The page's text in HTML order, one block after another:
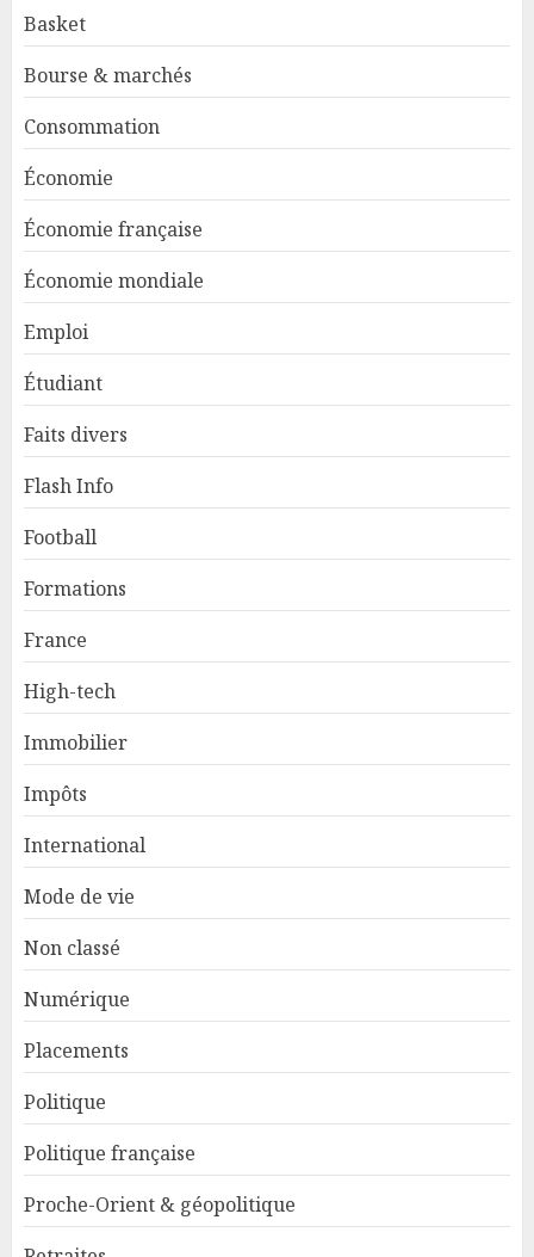
Basket
Bourse & marchés
Consommation
Économie
Économie française
Économie mondiale
Emploi
Étudiant
Faits divers
Flash Info
Football
Formations
France
High-tech
Immobilier
Impôts
International
Mode de vie
Non classé
Numérique
Placements
Politique
Politique française
Proche-Orient & géopolitique